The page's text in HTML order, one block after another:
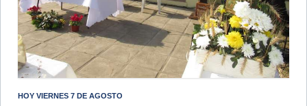
HOY VIERNES 7 DE AGOSTO